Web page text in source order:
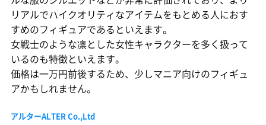
リアルでハイクオリティなアイテムをもとめる人におす
すめのフィギュアであるといえます。
女戦士のような凛とした女性キャラクターを多く扱って
いるのも特徴といえます。
価格は一万円前後するため、少しマニア向けのフィギュ
アかもしれません。
アルターALTER Co.,Ltd